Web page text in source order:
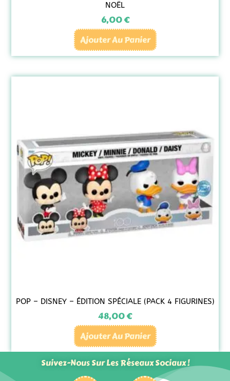
NOËL
6,00€
Ajouter Au Panier
POP – DISNEY – ÉDITION SPÉCIALE (PACK 4 FIGURINES)
48,00€
Ajouter Au Panier
Suivez-Nous Sur Les Réseaux Sociaux !